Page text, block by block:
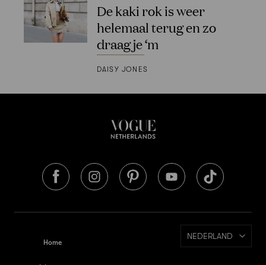
De kaki rok is weer
helemaal terug en zo
draag je ‘m
DAISY JONES
Home
NEDERLAND